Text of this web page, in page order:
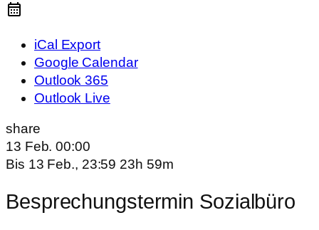
iCal Export
Google Calendar
Outlook 365
Outlook Live
share
13 Feb.00:00
Bis 13 Feb., 23:59 23h 59m
Besprechungstermin Sozialbüro